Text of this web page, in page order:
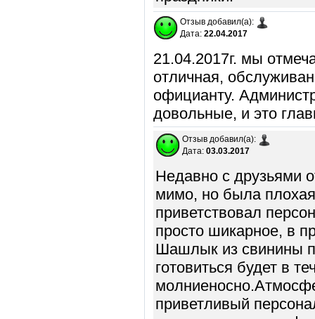
Отзыв добавил(а):
Дата: 22.04.2017
21.04.2017г. мы
отличная,
официанту.
довольные, и это
Отзыв добавил(а):
Дата: 03.03.2017
Недавно с друзьями
мимо, но была
приветствовал
просто шикарное, в
Шашлык из свинины
готовиться будет в
приветливый